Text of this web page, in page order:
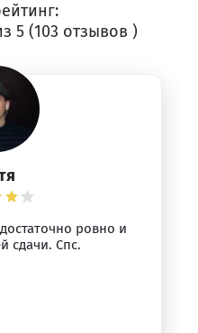
5 (103 отзывов )
ровно и
сдачи. Спс.